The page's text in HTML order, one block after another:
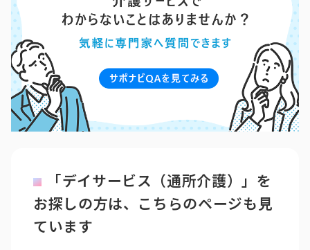
「デイサービス（通所介護）」を
お探しの方は、こちらのページも見
ています